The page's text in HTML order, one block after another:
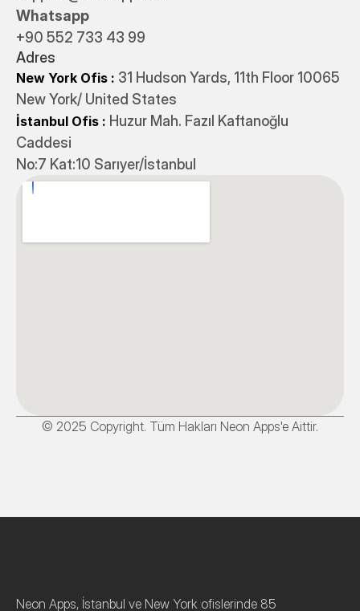
Whatsapp
+90 552 733 43 99
Adres
New York Ofis : 31 Hudson Yards, 11th Floor 10065
New York/ United States
İstanbul Ofis : Huzur Mah. Fazıl Kaftanoğlu
Caddesi
No:7 Kat:10 Sarıyer/İstanbul
© 2025 Copyright. Tüm Hakları Neon Apps'e Aittir.
Neon Apps, İstanbul ve New York ofislerinde 85